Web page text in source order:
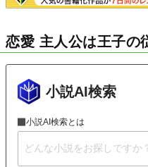
恋愛 主人公は王子の
小説AI検索
小説AI検索とは